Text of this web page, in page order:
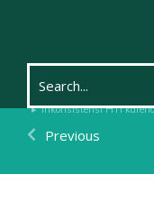
You are here:
Inkonsistensi HTI
Previous